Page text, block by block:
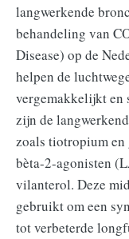
langwerkende
behandeling van
Disease) op de
helpen de
vergemakkelijkt en
zijn de
zoals tiotropium en
bèta-2-agonisten
vilanterol. Deze
gebruikt om een
tot verbeterde